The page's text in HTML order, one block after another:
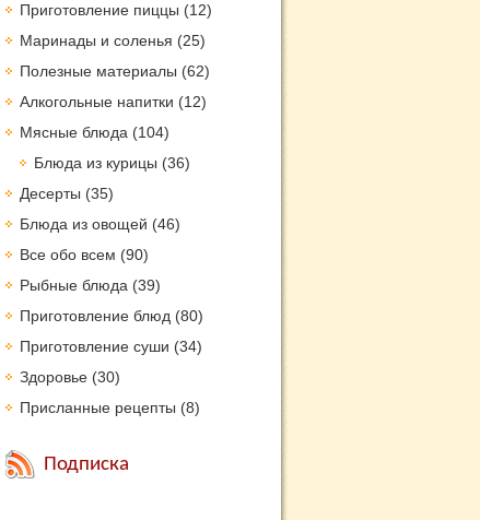
Приготовление пиццы (12)
Маринады и соленья (25)
Полезные материалы (62)
Алкогольные напитки (12)
Мясные блюда (104)
Блюда из курицы (36)
Десерты (35)
Блюда из овощей (46)
Все обо всем (90)
Рыбные блюда (39)
Приготовление блюд (80)
Приготовление суши (34)
Здоровье (30)
Присланные рецепты (8)
Подписка